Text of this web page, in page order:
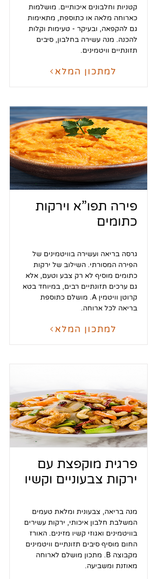
קטניות וחלבונים איכותיים. מושלמות
כארוחה מלאה או כתוספת, מתאימות
גם להקפאה, ובעיקר - טעימות וקלות
להכנה. מנה עשירה בחלבון, סיבים
תזונתיים וויטמינים.
למתכון המלא
פירה תפו”א וירקות
כתומים
גרסה בריאה ועשירה בוויטמינים של
הפירה המסורתי. השילוב של ירקות
כתומים מוסיף לא רק צבע וטעם, אלא
גם ערכים תזונתיים רבים, במיוחד בטא
קרוטן וויטמין A. מושלם כתוספת
בריאה לכל ארוחה.
למתכון המלא
פרגית מוקפצת עם
ירקות צבעוניים וקשיו
מנה בריאה, צבעונית ומלאת טעמים
המשלבת חלבון איכותי, ירקות עשירים
בוויטמינים ואגוזי קשיו מזינים. האורז
החום מוסיף סיבים תזונתיים וויטמינים
מקבוצה B. מתכון מושלם לארוחה
מאוזנת ומשביעה.